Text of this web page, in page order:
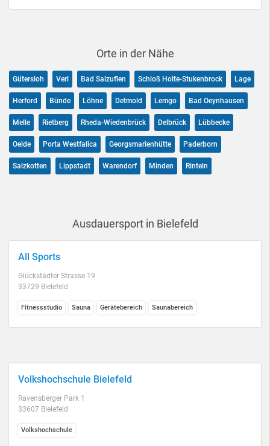
Orte in der Nähe
Gütersloh Verl Bad Salzuflen Schloß Holte-Stukenbrock Lage
Herford Bünde Löhne Detmold Lemgo Bad Oeynhausen
Melle Rietberg Rheda-Wiedenbrück Delbrück Lübbecke
Oelde Porta Westfalica Georgsmarienhütte Paderborn
Salzkotten Lippstadt Warendorf Minden Rinteln
Ausdauersport in Bielefeld
All Sports
Glückstädter Strasse 19
33729 Bielefeld
Fitnessstudio Sauna Gerätebereich Saunabereich
Volkshochschule Bielefeld
Ravensberger Park 1
33607 Bielefeld
Volkshochschule